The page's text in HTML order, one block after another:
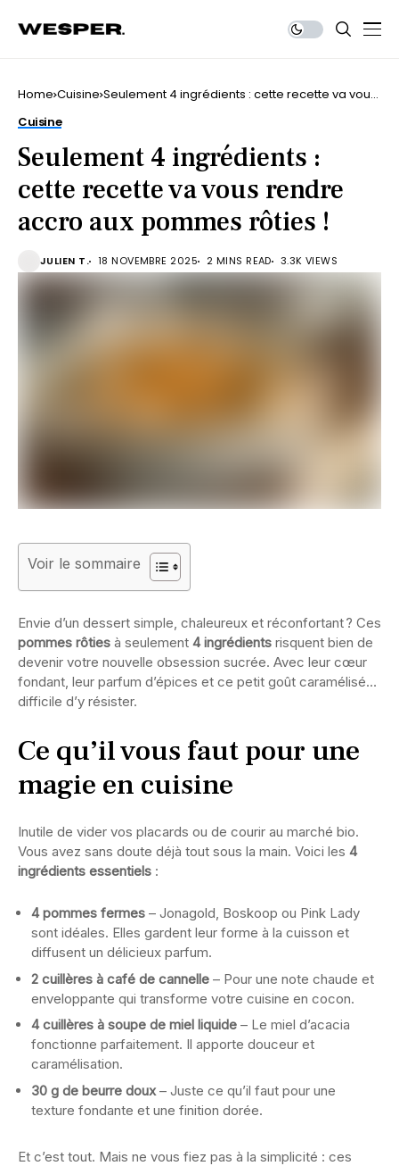
Home Cuisine Seulement 4 ingrédients : cette recette va vous
Cuisine
Seulement 4 ingrédients :
cette recette va vous rendre
accro aux pommes rôties !
JULIEN T. 18 NOVEMBRE 2025 2 MINS READ 3.3K VIEWS
Voir le sommaire
Envie d’un dessert simple, chaleureux et réconfortant ? Ces
pommes rôties à seulement 4 ingrédients risquent bien de
devenir votre nouvelle obsession sucrée. Avec leur cœur
fondant, leur parfum d’épices et ce petit goût caramélisé…
difficile d’y résister.
Ce qu’il vous faut pour une
magie en cuisine
Inutile de vider vos placards ou de courir au marché bio.
Vous avez sans doute déjà tout sous la main. Voici les 4
ingrédients essentiels :
4 pommes fermes – Jonagold, Boskoop ou Pink Lady
sont idéales. Elles gardent leur forme à la cuisson et
diffusent un délicieux parfum.
2 cuillères à café de cannelle – Pour une note chaude et
enveloppante qui transforme votre cuisine en cocon.
4 cuillères à soupe de miel liquide – Le miel d’acacia
fonctionne parfaitement. Il apporte douceur et
caramélisation.
30 g de beurre doux– Juste ce qu’il faut pour une
texture fondante et une finition dorée.
Et c’est tout. Mais ne vous fiez pas à la simplicité : ces